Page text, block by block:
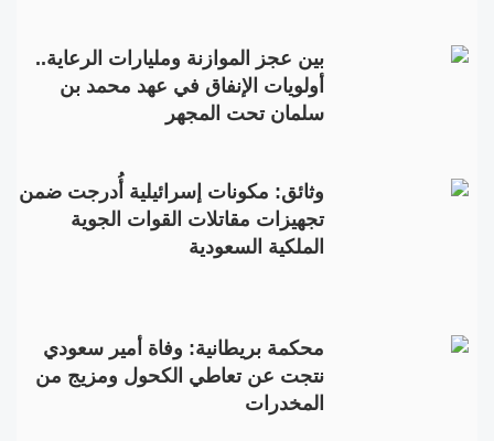
بين عجز الموازنة ومليارات الرعاية..
أولويات الإنفاق في عهد محمد بن
سلمان تحت المجهر
وثائق: مكونات إسرائيلية أُدرجت ضمن
تجهيزات مقاتلات القوات الجوية
الملكية السعودية
محكمة بريطانية: وفاة أمير سعودي
نتجت عن تعاطي الكحول ومزيج من
المخدرات